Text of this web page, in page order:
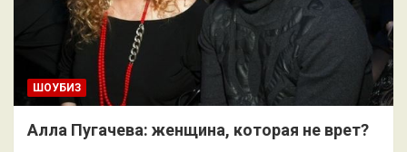
ШОУБИЗ
Алла Пугачева: женщина, которая не врет?